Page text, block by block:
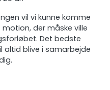
vil vi kunne komme
der måske ville
Det bedste
altid blive i samarbejde